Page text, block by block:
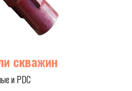
скважин
и PDC